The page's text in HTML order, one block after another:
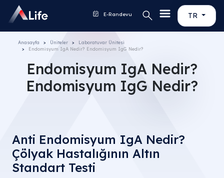
TR
E-Randevu
Anasayfa Üniteler
Laboratuvar Ünitesi
Endomisyum IgA Nedir? Endomisyum IgG Nedir?
Endomisyum IgA Nedir?
Endomisyum IgG Nedir?
Anti Endomisyum IgA Nedir?
Çölyak Hastalığının Altın
Standart Testi